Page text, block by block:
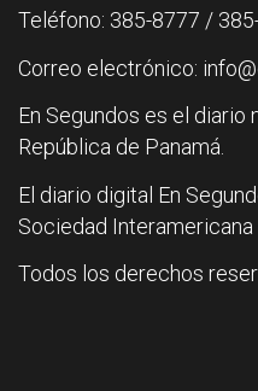
Teléfono: 385-8777 /
Correo electrónico:
En Segundos es el diario
República de Panamá.
El diario digital En
Sociedad Interamericana
Todos los derechos